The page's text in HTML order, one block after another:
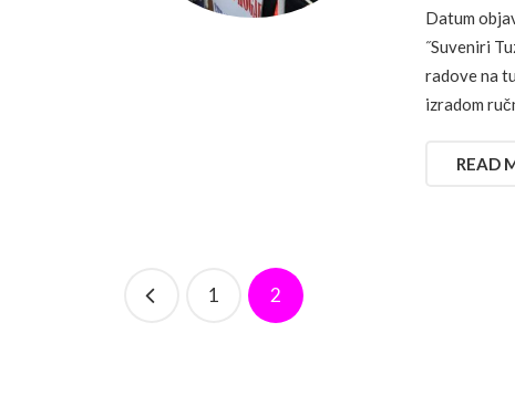
Datum
˝Suveniri
radove na
izradom
READ
1 2